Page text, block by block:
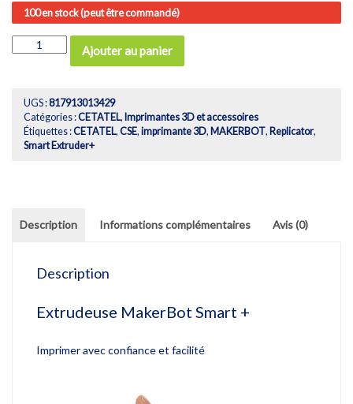
initial
était :
358,00€.
actuel
299,00€.
100 en stock (peut être commandé)
quantité
de
pour
imprimante
(Replicator
Ajouter au panier
UGS :817913013429
Catégories :CETATEL, Imprimantes 3D et accessoires
Étiquettes :CETATEL, CSE, imprimante 3D, MAKERBOT, Replicator,
Smart Extruder+
Description Informations complémentaires Avis (0)
Description
Extrudeuse MakerBot Smart +
Imprimer avec confiance et facilité